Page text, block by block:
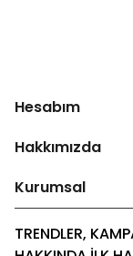
Hesabım
Hakkımızda
Kurumsal
TRENDLER,